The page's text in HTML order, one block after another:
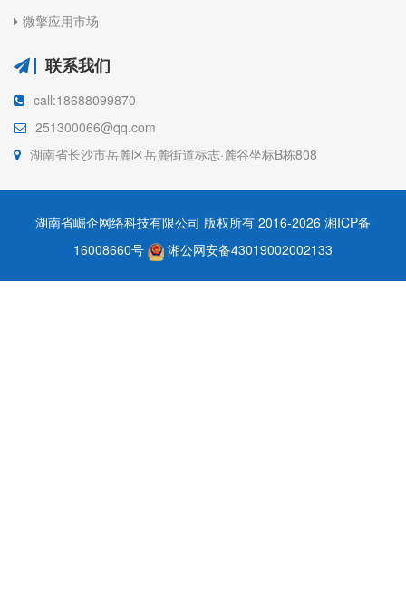
微擎应用市场
联系我们
call:18688099870
251300066@qq.com
湖南省长沙市岳麓区岳麓街道标志·麓谷坐标B栋808
湖南省崛企网络科技有限公司 版权所有 2016-2026 湘ICP备
16008660号
湘公网安备43019002002133